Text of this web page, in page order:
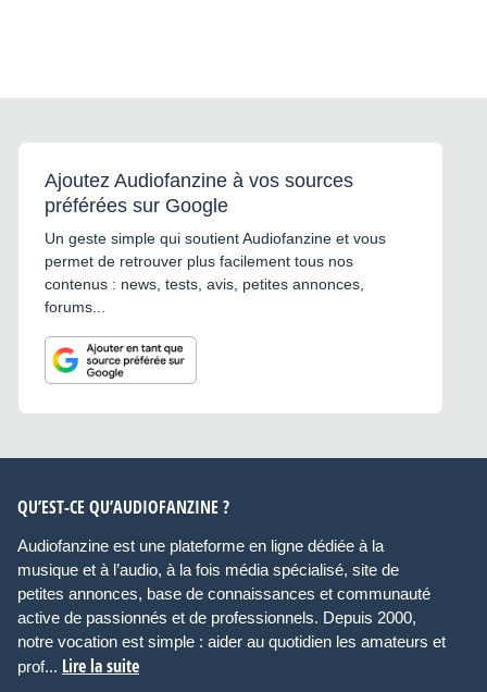
Ajoutez Audiofanzine à vos sources
préférées sur Google
Un geste simple qui soutient Audiofanzine et vous
permet de retrouver plus facilement tous nos
contenus : news, tests, avis, petites annonces,
forums...
QU’EST-CE QU’AUDIOFANZINE ?
Audiofanzine est une plateforme en ligne dédiée à la
musique et à l’audio, à la fois média spécialisé, site de
petites annonces, base de connaissances et communauté
active de passionnés et de professionnels. Depuis 2000,
notre vocation est simple : aider au quotidien les amateurs et
prof... Lire la suite